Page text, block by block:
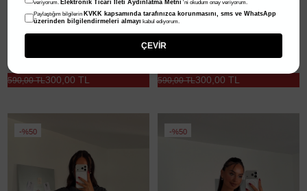
Yan Yırtmaç Oversize Basic - Lacivert
300,00 TL
590,00 TL 300,00 TL
590,00 TL
%50 %50
veriyorum. Elektronik Ticari İleti Aydınlatma Metni 'ni okudum onay veriyorum.
Paylaştığım bilgilerin KVKK kapsamında tarafınızca korunmasını, sms ve WhatsApp
üzerinden bilgilendirmeleri almayı kabul ediyorum.
ÇEVİR